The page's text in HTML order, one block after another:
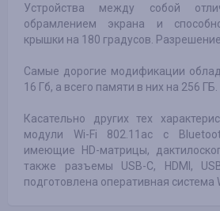
Устройства между собой
обрамлением экрана и
крышки на 180 градусов.
Самые дорогие модификации
16 Гб, а всего памяти в них на 256 ГБ.
Касательно других тех
модули Wi-Fi 802.11ac с
имеющие HD-матрицы,
также разъемы USB-C, HDMI,
подготовлена оперативная система